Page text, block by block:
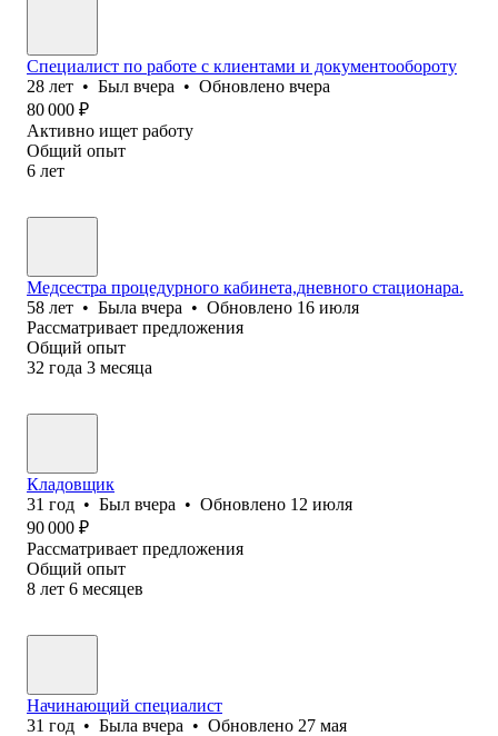
Специалист по работе с клиентами и документообороту
28 лет • Был вчера • Обновлено вчера
80 000 ₽
Активно ищет работу
Общий опыт
6 лет
Медсестра процедурного кабинета,дневного стационара.
58 лет • Была вчера • Обновлено 16 июля
Рассматривает предложения
Общий опыт
32 года 3 месяца
Кладовщик
31 год • Был вчера • Обновлено 12 июля
90 000 ₽
Рассматривает предложения
Общий опыт
8 лет 6 месяцев
Начинающий специалист
31 год • Была вчера • Обновлено 27 мая